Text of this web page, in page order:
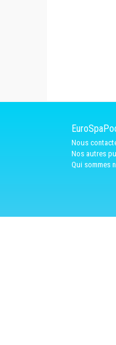
Nous
Nos autres
Qui sommes